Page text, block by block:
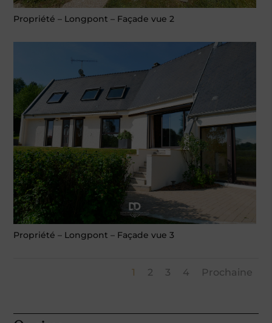
Propriété – Longpont – Façade vue 2
Propriété – Longpont – Façade vue 3
1 2 3 4 Prochaine